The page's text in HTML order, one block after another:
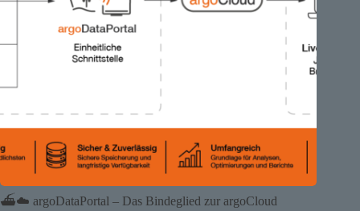
⛴️☁️ argoDataPortal – Das Bindeglied zur argoCloud